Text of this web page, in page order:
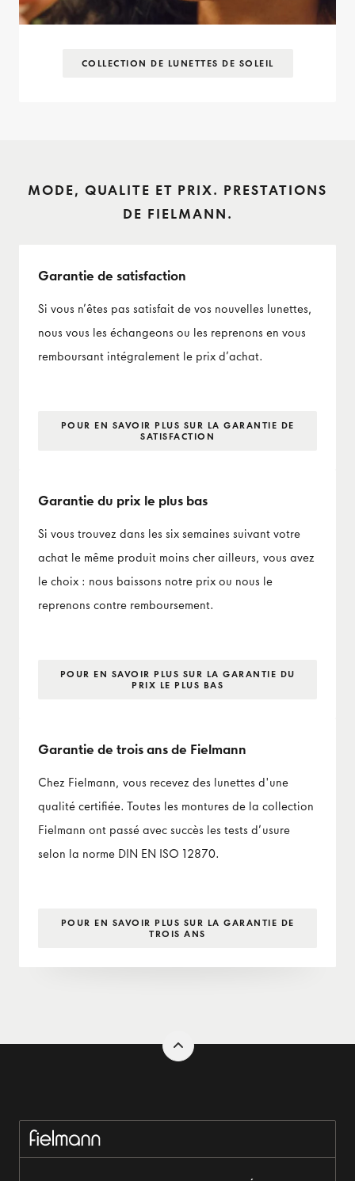
COLLECTION DE LUNETTES DE SOLEIL
MODE, QUALITE ET PRIX. PRESTATIONS
DE FIELMANN.
Garantie de satisfaction
Si vous n’êtes pas satisfait de vos nouvelles lunettes,
nous vous les échangeons ou les reprenons en vous
remboursant intégralement le prix d’achat.
POUR EN SAVOIR PLUS SUR LA GARANTIE DE
SATISFACTION
Garantie du prix le plus bas
Si vous trouvez dans les six semaines suivant votre
achat le même produit moins cher ailleurs, vous avez
le choix : nous baissons notre prix ou nous le
reprenons contre remboursement.
POUR EN SAVOIR PLUS SUR LA GARANTIE DU
PRIX LE PLUS BAS
Garantie de trois ans de Fielmann
Chez Fielmann, vous recevez des lunettes d'une
qualité certifiée. Toutes les montures de la collection
Fielmann ont passé avec succès les tests d’usure
selon la norme DIN EN ISO 12870.
POUR EN SAVOIR PLUS SUR LA GARANTIE DE
TROIS ANS